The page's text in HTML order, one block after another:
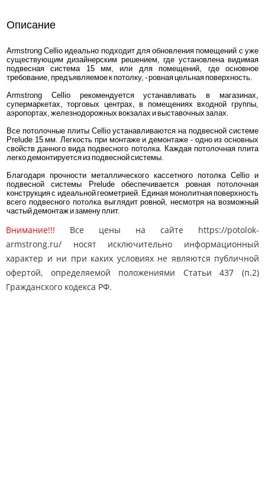
Описание
Armstrong Cellio идеально подходит для обновления помещений с уже
существующим дизайнерским решением, где установлена видимая
подвесная система 15 мм, или для помещений, где основное
требование, предъявляемое к потолку, - ровная цельная поверхность.
Armstrong Cellio рекомендуется устанавливать в магазинах,
супермаркетах, торговых центрах, в помещениях входной группы,
аэропортах, железнодорожных вокзалах и выставочных залах.
Все потолочные плиты Cellio устанавливаются на подвесной системе
Prelude 15 мм. Легкость при монтаже и демонтаже - одно из основных
свойств данного вида подвесного потолка. Каждая потолочная плита
легко демонтируется из подвесной системы.
Благодаря прочности металлического кассетного потолка Cellio и
подвесной системы Prelude обеспечивается ровная потолочная
конструкция с идеальной геометрией. Единая монолитная поверхность
всего подвесного потолка выглядит ровной, несмотря на возможный
частый демонтаж и замену плит.
Внимание!!! Все цены на сайте https://potolok-
armstrong.ru/ носят исключительно информационный
характер и ни при каких условиях не являются публичной
офертой, определяемой положениями Статьи 437 (п.2)
Гражданского кодекса РФ.